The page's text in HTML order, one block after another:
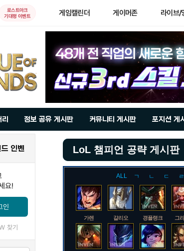
로스트아크
기대평 이벤트
게임캘린더 게이머존 라이브/
정보 공유 게시판 커뮤니티 게시판 포지션 게
인벤
요!
인
찾기
LoL 챔피언 공략 게시판
ALL ㄱ ㄴ ㄷ ㄹ
가렌 갈리오 갱플랭크 그